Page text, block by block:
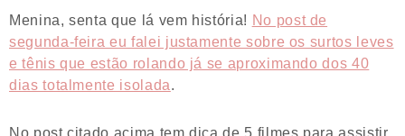
Menina, senta que lá vem história! No post de
segunda-feira eu falei justamente sobre os surtos leves
e tênis que estão rolando já se aproximando dos 40
dias totalmente isolada.
No post citado acima tem dica de 5 filmes para assistir